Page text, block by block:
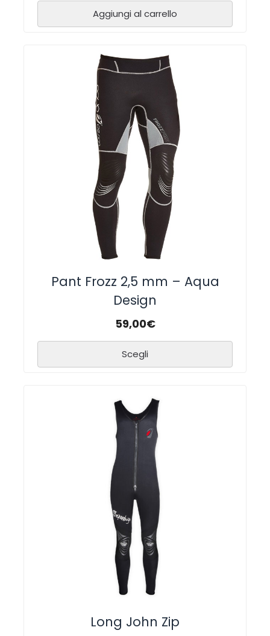
Aggiungi al carrello
Pant Frozz 2,5 mm – Aqua
Design
59,00€
Scegli
Long John Zip